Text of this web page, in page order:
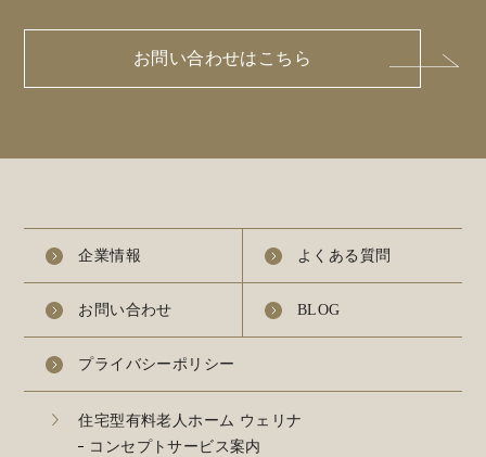
お問い合わせはこちら
企業情報 よくある質問
お問い合わせ BLOG
プライバシーポリシー
住宅型有料老人ホーム ウェリナ
コンセプトサービス案内